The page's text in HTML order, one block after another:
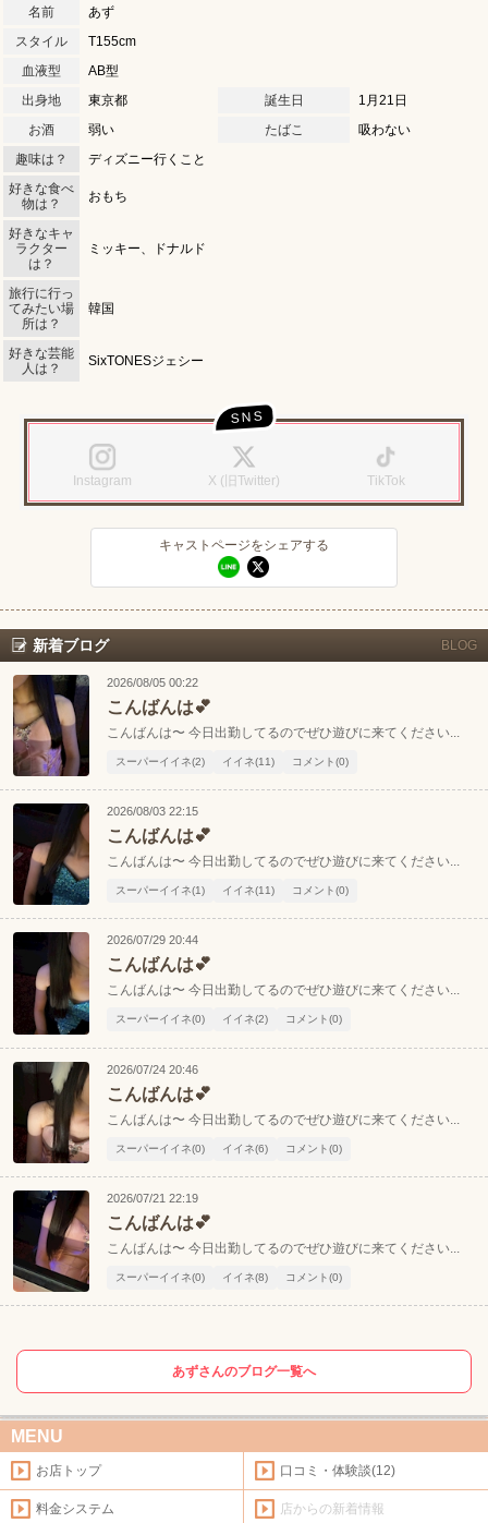
名前
あず
スタイル
T155cm
血液型
AB型
出身地
東京都 誕生日
1月21日
お酒
弱い たばこ
吸わない
趣味は？
ディズニー行くこと
好きな食べ
物は？
おもち
好きなキャ
ラクター
は？
ミッキー、ドナルド
旅行に行っ
てみたい場
所は？
韓国
好きな芸能
人は？
SixTONESジェシー
Instagram X (旧Twitter) TikTok
キャストページをシェアする
キャストページをシェアする
キャストページのURLをコピー
新着ブログ BLOG
2026/08/05 00:22
こんばんは💕
こんばんは〜 今日出勤してるのでぜひ遊びに来てください...
スーパーイイネ(2) イイネ(11) コメント(0)
2026/08/03 22:15
こんばんは💕
こんばんは〜 今日出勤してるのでぜひ遊びに来てください...
スーパーイイネ(1) イイネ(11) コメント(0)
2026/07/29 20:44
こんばんは💕
こんばんは〜 今日出勤してるのでぜひ遊びに来てください...
スーパーイイネ(0) イイネ(2) コメント(0)
2026/07/24 20:46
こんばんは💕
こんばんは〜 今日出勤してるのでぜひ遊びに来てください...
スーパーイイネ(0) イイネ(6) コメント(0)
2026/07/21 22:19
こんばんは💕
こんばんは〜 今日出勤してるのでぜひ遊びに来てください...
スーパーイイネ(0) イイネ(8) コメント(0)
あずさんのブログ一覧へ
MENU
お店トップ 口コミ・体験談(12)
料金システム 店からの新着情報
ポケパラ見たとお伝えください
LINEでお店に連絡する
ID: omochidayo412
このお店をシェアする
お店のURLをコピー
会員ログイン
店舗ログイン
沖縄